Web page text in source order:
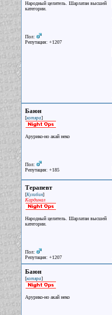
Народный целитель. Шарлатан высшей
категории.
Пол:
Репутация: +1207
Баюн
[котяра]
Арурико-но акай неко
Пол:
Репутация: +185
Терапевт
[Кулибин]
Кардинал
Народный целитель. Шарлатан высшей
категории.
Пол:
Репутация: +1207
Баюн
[котяра]
Арурико-но акай неко